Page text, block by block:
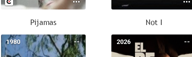
Pijamas Not I
--
1980 --
2026